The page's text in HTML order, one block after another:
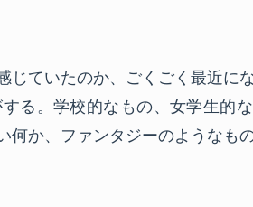
ていたのか、ごくごく最近に
る。学校的なもの、女学生的
か、ファンタジーのようなも